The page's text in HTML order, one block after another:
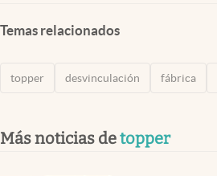
Temas relacionados
topper desvinculación fábrica
Más noticias detopper